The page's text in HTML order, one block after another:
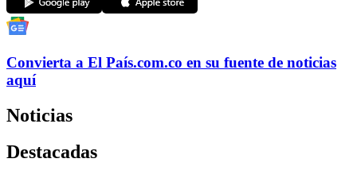
Convierta a El País.com.co en su fuente de noticias
aquí
Noticias
Destacadas